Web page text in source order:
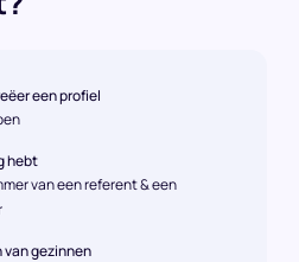
een profiel
hebt
van een referent & een
van gezinnen